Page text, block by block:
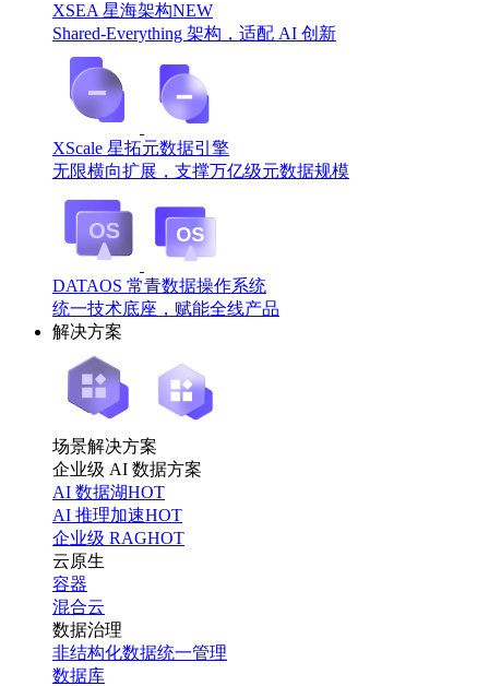
XSEA 星海架构NEW
Shared-Everything 架构，适配 AI 创新
XScale 星拓元数据引擎
无限横向扩展，支撑万亿级元数据规模
DATAOS 常青数据操作系统
统一技术底座，赋能全线产品
解决方案
场景解决方案
企业级 AI 数据方案
AI 数据湖HOT
AI 推理加速HOT
企业级 RAGHOT
云原生
容器
混合云
数据治理
非结构化数据统一管理
数据库